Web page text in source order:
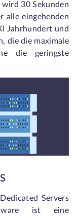
30 Sekunden
alle eingehenden
Jahrhundert und
die die maximale
die geringste
Servers
ist eine